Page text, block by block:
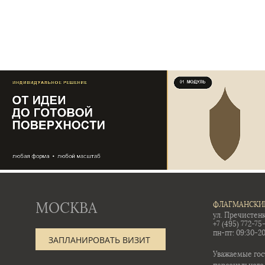
МОСКВА
ЗАПЛАНИРОВАТЬ ВИЗИТ
ул.
+7 (495) 772-
пн-пт: 09:30-
Уважаемые